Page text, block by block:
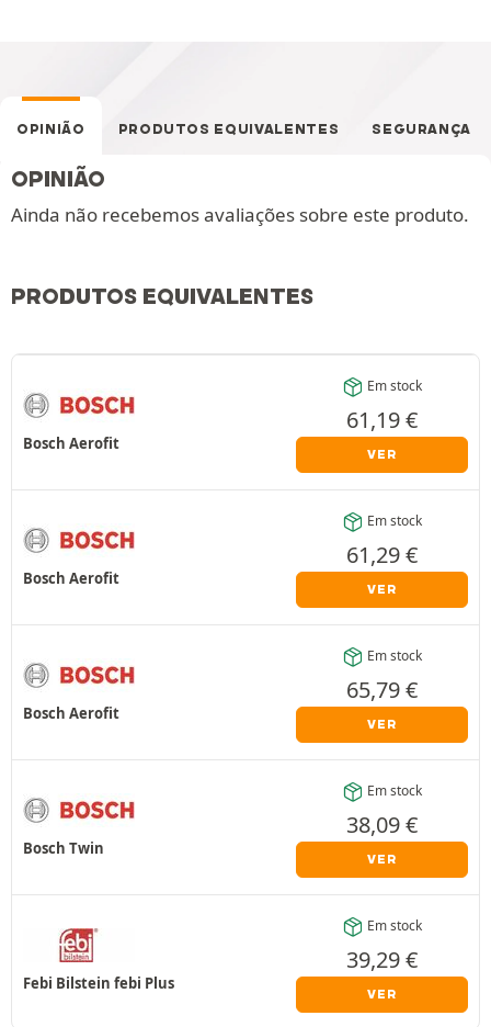
OPINIÃO PRODUTOS EQUIVALENTES SEGURANÇA
OPINIÃO
Ainda não recebemos avaliações sobre este produto.
PRODUTOS EQUIVALENTES
Bosch Aerofit
Em stock
61,19€
VER
Bosch Aerofit
Em stock
61,29€
VER
Bosch Aerofit
Em stock
65,79€
VER
Bosch Twin
Em stock
38,09€
VER
Febi Bilstein febi Plus
Em stock
39,29€
VER